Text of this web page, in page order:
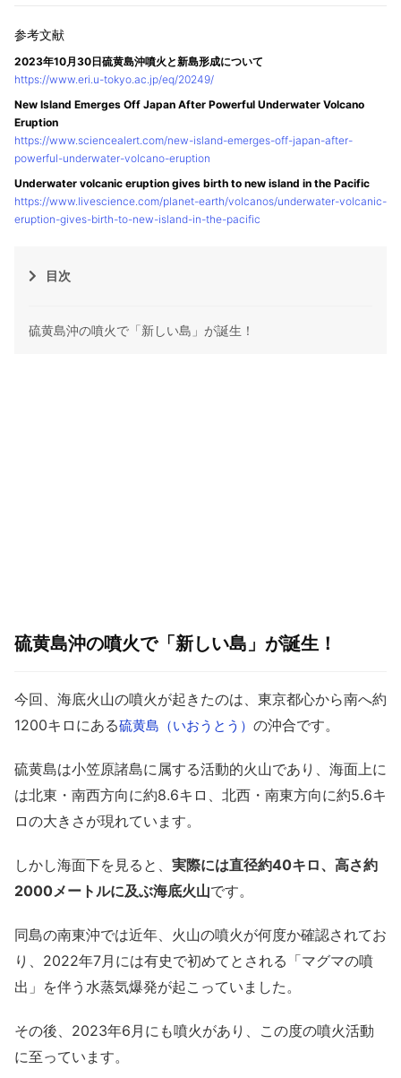
2023年10月30日硫黄島沖噴火と新島形成について
https://www.eri.u-tokyo.ac.jp/eq/20249/
New Island Emerges Off Japan After Powerful Underwater Volcano
Eruption
https://www.sciencealert.com/new-island-emerges-off-japan-after-
powerful-underwater-volcano-eruption
Underwater volcanic eruption gives birth to new island in the Pacific
https://www.livescience.com/planet-earth/volcanos/underwater-volcanic-
eruption-gives-birth-to-new-island-in-the-pacific
目次
硫黄島沖の噴火で「新しい島」が誕生！
硫黄島沖の噴火で「新しい島」が誕生！
今回、海底火山の噴火が起きたのは、東京都心から南へ約
1200キロにある硫黄島（いおうとう） の沖合です。
硫黄島は小笠原諸島に属する活動的火山であり、海面上に
は北東・南西方向に約8.6キロ、北西・南東方向に約5.6キ
ロの大きさが現れています。
しかし海面下を見ると、 実際には直径約40キロ、高さ約
2000メートルに及ぶ海底火山です。
同島の南東沖では近年、火山の噴火が何度か確認されてお
り、2022年7月には有史で初めてとされる「マグマの噴
出」を伴う水蒸気爆発が起こっていました。
その後、2023年6月にも噴火があり、この度の噴火活動
に至っています。